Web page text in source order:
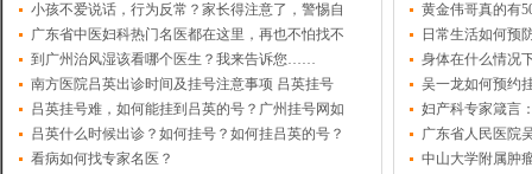
小孩不爱说话，行为反常？家长得注意了，警惕自
广东省中医妇科热门名医都在这里，再也不怕找不
到广州治风湿该看哪个医生？我来告诉您……
南方医院吕英出诊时间及挂号注意事项 吕英挂号
吕英挂号难，如何能挂到吕英的号？广州挂号网如
吕英什么时候出诊？如何挂号？如何挂吕英的号？
看病如何找专家名医？
黄金伟哥真的有
日常生活如何预
身体在什么情况
吴一龙如何预约
妇产科专家箴言
广东省人民医院
中山大学附属肿